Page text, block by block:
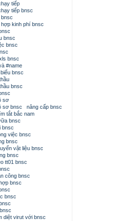
tiếp
tiếp bnsc
kinh phí bnsc
bnsc
bnsc
bnsc
#name
bnsc
bnsc
sơ
sơ bnsc
nâng cấp bnsc
tắt bắc nam
bnsc
bnsc
việc bnsc
bnsc
vật liệu bnsc
bnsc
tt01 bnsc
công bnsc
bnsc
bnsc
diệt virut với bnsc